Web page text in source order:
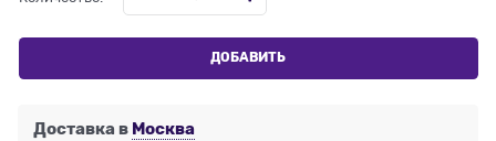
ДОБАВИТЬ
Доставка в Москва